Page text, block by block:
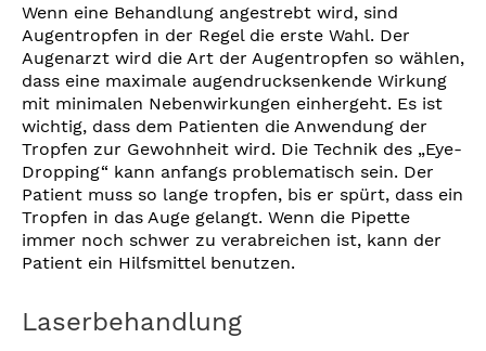
Wenn eine Behandlung angestrebt wird, sind
Augentropfen in der Regel die erste Wahl. Der
Augenarzt wird die Art der Augentropfen so wählen,
dass eine maximale augendrucksenkende Wirkung
mit minimalen Nebenwirkungen einhergeht. Es ist
wichtig, dass dem Patienten die Anwendung der
Tropfen zur Gewohnheit wird. Die Technik des „Eye-
Dropping“ kann anfangs problematisch sein. Der
Patient muss so lange tropfen, bis er spürt, dass ein
Tropfen in das Auge gelangt. Wenn die Pipette
immer noch schwer zu verabreichen ist, kann der
Patient ein Hilfsmittel benutzen.
Laserbehandlung